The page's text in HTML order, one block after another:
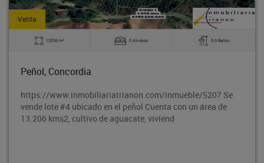
Venta
13206 m2 0 Alcobas 0.0 Baños
Peñol, Concordia
https://www.inmobiliariatrianon.com/inmueble/5207 Se
vende lote #4 ubicado en el peñol Cuenta con un área de
13.206 kms2, cultivo de aguacate, viviend